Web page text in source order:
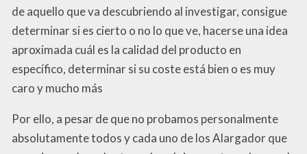
de aquello que va descubriendo al investigar, consigue
determinar si es cierto o no lo que ve, hacerse una idea
aproximada cuál es la calidad del producto en
específico, determinar si su coste está bien o es muy
caro y mucho más
Por ello, a pesar de que no probamos personalmente
absolutamente todos y cada uno de los Alargador que